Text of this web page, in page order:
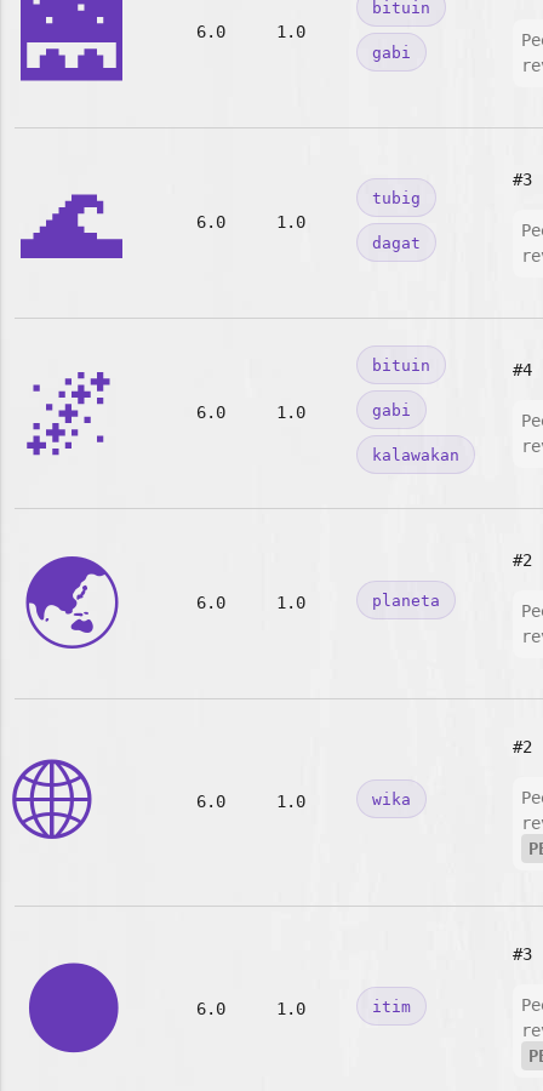
🌉 6.0 1.0
bituin
gabi
🌊 6.0 1.0
tubig
dagat
#3
🌌 6.0 1.0
bituin
gabi
kalawakan
#4
🌏 6.0 1.0 planeta
#2
🌐 6.0 1.0 wika
#2
🌑 6.0 1.0 itim
#3